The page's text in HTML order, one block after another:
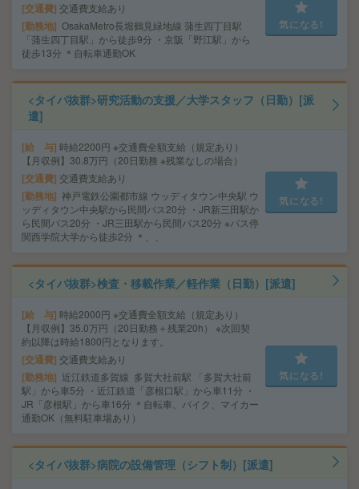
交通費 交通費支給あり
勤務地 OsakaMetro長堀鶴見緑地線 蒲生四丁目駅
「蒲生四丁目駅」から徒歩9分 ・京阪「野江駅」から
徒歩13分 ＊自転車通勤OK
気になる!
<タイパ抜群>研究活動の支援／大学スタッフ（日勤）[派
遣]
給 与 時給2200円 ※交通費全額支給（規定あり）
【月収例】30.8万円（20日勤務 ※残業なしの場合）
交通費 交通費支給あり
勤務地 神戸電鉄公園都市線 ウッディタウン中央駅 ウ
ッディタウン中央駅から民間バス20分 ・JR新三田駅か
ら民間バス20分 ・JR三田駅から民間バス20分 ※バス停
関西学院大学から徒歩2分 ＊、、
気になる!
<タイパ抜群>検査・移載作業／軽作業（日勤）[派遣]
給 与 時給2000円 ※交通費全額支給（規定あり）
【月収例】35.0万円（20日勤務＋残業20h） ※次回契
約以降は時給1800円となります。
交通費 交通費支給あり
勤務地
近江鉄道多賀線 多賀大社前駅 「多賀大社前
駅」から車5分 ・近江鉄道「彦根口駅」から車11分 ・
JR「彦根駅」から車16分 ＊自転車、バイク、マイカー
通勤OK（無料駐車場あり）
気になる!
<タイパ抜群>病院の設備管理（シフト制）[派遣]